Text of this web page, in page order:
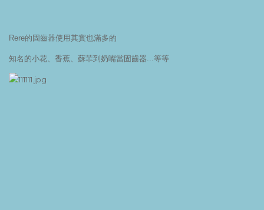
Rere的固齒器使用其實也滿多的
知名的小花、香蕉、蘇菲到奶嘴當固齒器...等等